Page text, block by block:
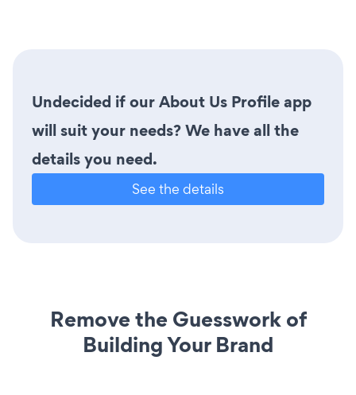
Undecided if our About Us Profile app
will suit your needs? We have all the
details you need.
See the details
Remove the Guesswork of
Building Your Brand